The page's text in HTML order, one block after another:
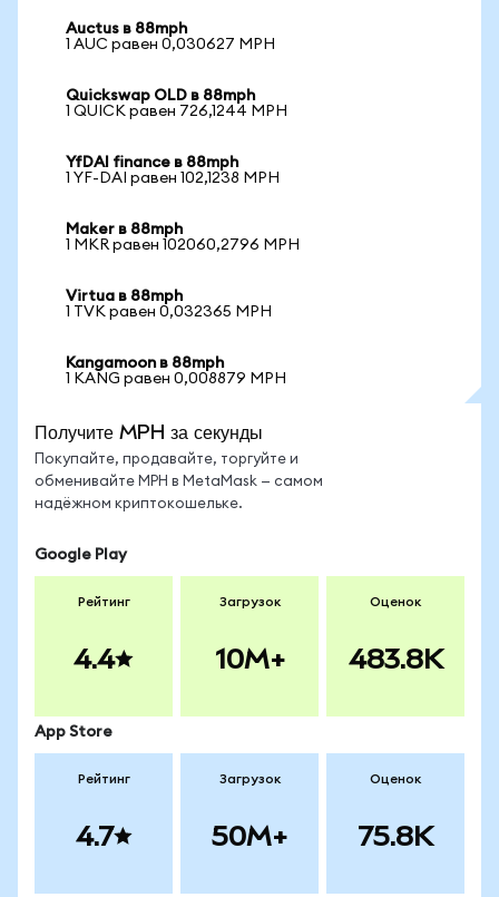
Auctus в 88mph
1 AUC равен 0,030627 MPH
Quickswap OLD в 88mph
1 QUICK равен 726,1244 MPH
YfDAI finance в 88mph
1 YF-DAI равен 102,1238 MPH
Maker в 88mph
1 MKR равен 102060,2796 MPH
Virtua в 88mph
1 TVK равен 0,032365 MPH
Kangamoon в 88mph
1 KANG равен 0,008879 MPH
Получите MPH за секунды
Покупайте, продавайте, торгуйте и
обменивайте MPH в MetaMask — самом
надёжном криптокошельке.
Google Play
Рейтинг
4.4
Загрузок
10M+
Оценок
483.8K
App Store
Рейтинг
4.7
Загрузок
50M+
Оценок
75.8K